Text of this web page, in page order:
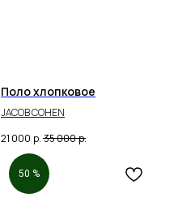
Поло хлопковое
JACOB COHEN
21 000 р. 35 000р.
50 %